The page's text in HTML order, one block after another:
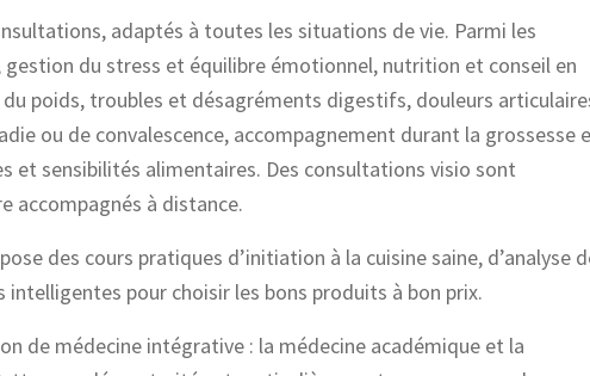
adaptés à toutes les situations de vie. Parmi les
du stress et équilibre émotionnel, nutrition et conseil en
poids, troubles et désagréments digestifs, douleurs
ou de convalescence, accompagnement durant la grossesse
et sensibilités alimentaires. Des consultations visio sont
accompagnés à distance.
des cours pratiques d’initiation à la cuisine saine, d’analyse
pour choisir les bons produits à bon prix.
de médecine intégrative : la médecine académique et la